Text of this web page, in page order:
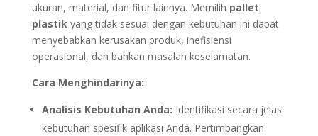
ukuran, material, dan fitur lainnya. Memilih pallet
plastikyang tidak sesuai dengan kebutuhan ini dapat
menyebabkan kerusakan produk, inefisiensi
operasional, dan bahkan masalah keselamatan.
Cara Menghindarinya:
Analisis Kebutuhan Anda: Identifikasi secara jelas
kebutuhan spesifik aplikasi Anda. Pertimbangkan